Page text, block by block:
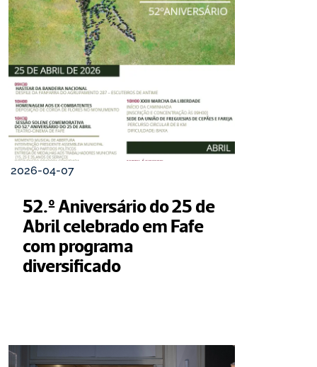
2026-04-07
52.º Aniversário do 25 de
Abril celebrado em Fafe
com programa
diversificado